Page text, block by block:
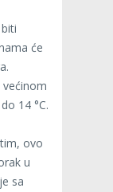
će
14 °C.
ovo
u
sa